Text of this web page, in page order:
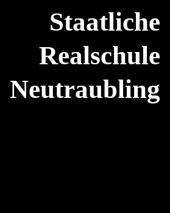
Staatliche
Realschule
Neutraubling